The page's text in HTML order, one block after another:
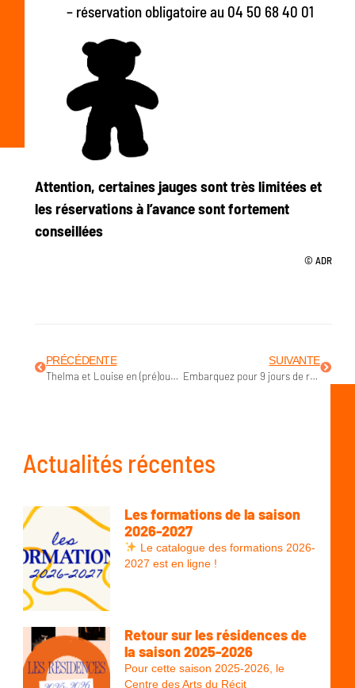
– réservation obligatoire au 04 50 68 40 01
Attention, certaines jauges sont très limitées et
les réservations à l’avance sont fortement
conseillées
© ADR
PRÉCÉDENTE
Thelma et Louise en (pré)ouverture du Festival des Arts du Récit
SUIVANTE
Embarquez pour 9 jours de road trip !
Actualités récentes
Les formations de la saison
2026-2027
Le catalogue des formations 2026-
2027 est en ligne !
Retour sur les résidences de
la saison 2025-2026
Pour cette saison 2025-2026, le
Centre des Arts du Récit